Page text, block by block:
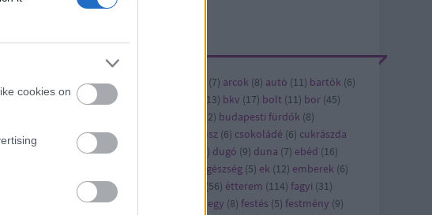
cookies on
CÍMKÉK
ajándék(6 (7) arcok (8) autó (11) bartók (6)
bevásárlás
13) bkv (17) bolt (11) bor (45)
122) budapesti fürdők (8)
budapest titkai
cirkusz (6) csokoládé (6) cukrászda
16)díszburkolat ) dugó (9) duna (7) ebéd (16)
egészség (5) ek (12) emberek (6)
építészet(21 (56) étterem (114) fagyi (31)
fejlesztés( ferihegy (8) festés (5) festmény (9)